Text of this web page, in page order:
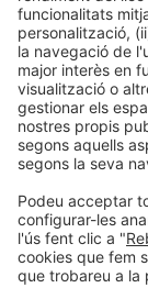
Col·laboradors